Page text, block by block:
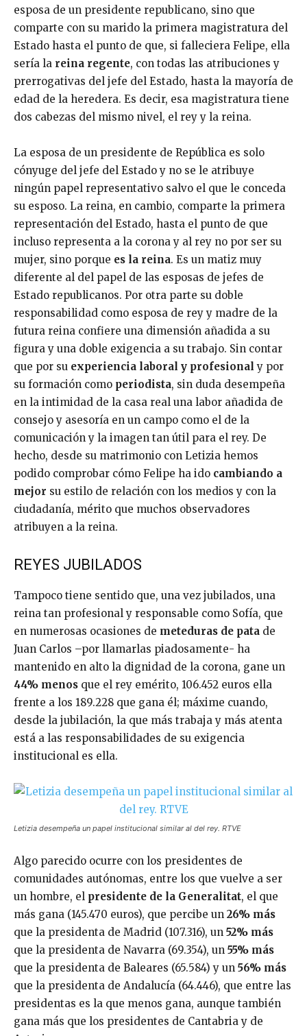
esposa de un presidente republicano, sino que
comparte con su marido la primera magistratura del
Estado hasta el punto de que, si falleciera Felipe, ella
sería la reina regente, con todas las atribuciones y
prerrogativas del jefe del Estado, hasta la mayoría de
edad de la heredera. Es decir, esa magistratura tiene
dos cabezas del mismo nivel, el rey y la reina.
La esposa de un presidente de República es solo
cónyuge del jefe del Estado y no se le atribuye
ningún papel representativo salvo el que le conceda
su esposo. La reina, en cambio, comparte la primera
representación del Estado, hasta el punto de que
incluso representa a la corona y al rey no por ser su
mujer, sino porque es la reina. Es un matiz muy
diferente al del papel de las esposas de jefes de
Estado republicanos. Por otra parte su doble
responsabilidad como esposa de rey y madre de la
futura reina confiere una dimensión añadida a su
figura y una doble exigencia a su trabajo. Sin contar
que por su experiencia laboral y profesional y por
su formación como periodista, sin duda desempeña
en la intimidad de la casa real una labor añadida de
consejo y asesoría en un campo como el de la
comunicación y la imagen tan útil para el rey. De
hecho, desde su matrimonio con Letizia hemos
podido comprobar cómo Felipe ha ido cambiando a
mejor su estilo de relación con los medios y con la
ciudadanía, mérito que muchos observadores
atribuyen a la reina.
REYES JUBILADOS
Tampoco tiene sentido que, una vez jubilados, una
reina tan profesional y responsable como Sofía, que
en numerosas ocasiones de meteduras de pata de
Juan Carlos –por llamarlas piadosamente- ha
mantenido en alto la dignidad de la corona, gane un
44% menos que el rey emérito, 106.452 euros ella
frente a los 189.228 que gana él; máxime cuando,
desde la jubilación, la que más trabaja y más atenta
está a las responsabilidades de su exigencia
institucional es ella.
Letizia desempeña un papel institucional similar al del rey. RTVE
Algo parecido ocurre con los presidentes de
comunidades autónomas, entre los que vuelve a ser
un hombre, el presidente de la Generalitat, el que
más gana (145.470 euros), que percibe un 26% más
que la presidenta de Madrid (107.316), un 52% más
que la presidenta de Navarra (69.354), un 55% más
que la presidenta de Baleares (65.584) y un 56% más
que la presidenta de Andalucía (64.446), que entre las
presidentas es la que menos gana, aunque también
gana más que los presidentes de Cantabria y de